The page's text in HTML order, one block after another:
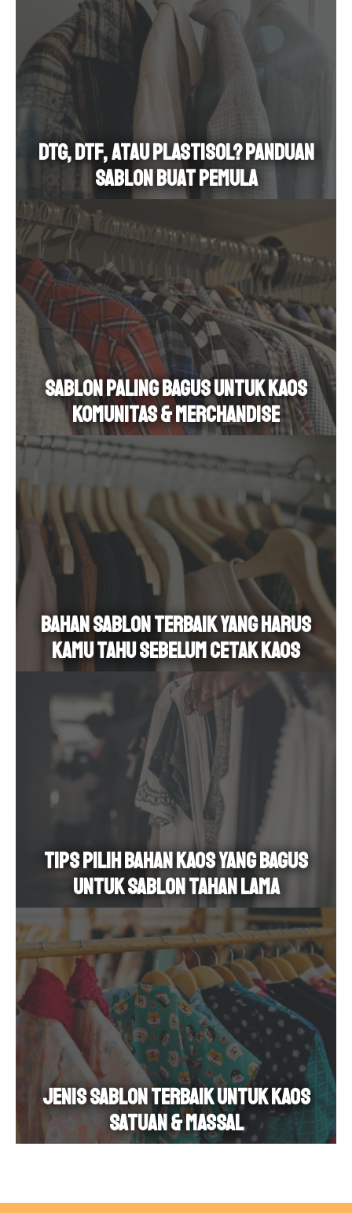
DTG, DTF, atau Plastisol? Panduan
Sablon Buat Pemula
Sablon Paling Bagus untuk Kaos
Komunitas & Merchandise
Bahan Sablon Terbaik yang Harus
Kamu Tahu Sebelum Cetak Kaos
Tips Pilih Bahan Kaos yang Bagus
untuk Sablon Tahan Lama
Jenis Sablon Terbaik untuk Kaos
Satuan & Massal